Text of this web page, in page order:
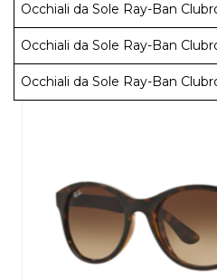
Occhiali da Sole Ray-Ban
Occhiali da Sole Ray-Ban
Occhiali da Sole Ray-Ban